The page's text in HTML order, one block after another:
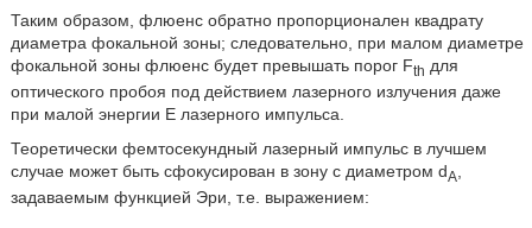
Таким образом, флюенс обратно пропорционален квадрату
диаметра фокальной зоны; следовательно, при малом диаметре
фокальной зоны флюенс будет превышать порог Fth для
оптического пробоя под действием лазерного излучения даже
при малой энергии Ε лазерного импульса.
Теоретически фемтосекундный лазерный импульс в лучшем
случае может быть сфокусирован в зону с диаметром dA
задаваемым функцией Эри, т.е. выражением: